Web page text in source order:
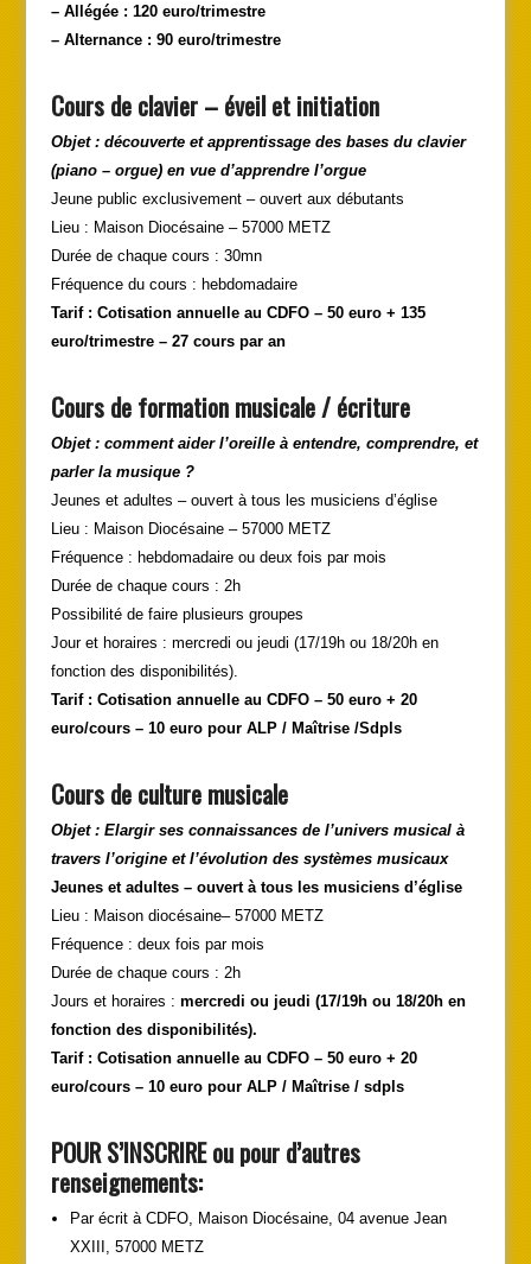
– Allégée : 120 euro/trimestre
– Alternance : 90 euro/trimestre
Cours de clavier–éveil et initiation
Objet : découverte et apprentissage des bases du clavier
(piano – orgue) en vue d’apprendre l’orgue
Jeune public exclusivement – ouvert aux débutants
Lieu : Maison Diocésaine – 57000 METZ
Durée de chaque cours : 30mn
Fréquence du cours : hebdomadaire
Tarif : Cotisation annuelle au CDFO – 50 euro + 135
euro/trimestre – 27 cours par an
Cours de formation musicale / écriture
Objet : comment aider l’oreille à entendre, comprendre, et
parler la musique ?
Jeunes et adultes – ouvert à tous les musiciens d’église
Lieu : Maison Diocésaine – 57000 METZ
Fréquence : hebdomadaire ou deux fois par mois
Durée de chaque cours : 2h
Possibilité de faire plusieurs groupes
Jour et horaires : mercredi ou jeudi (17/19h ou 18/20h en
fonction des disponibilités).
Tarif : Cotisation annuelle au CDFO – 50 euro + 20
euro/cours – 10 euro pour ALP / Maîtrise /Sdpls
Cours de culture musicale
Objet : Elargir ses connaissances de l’univers musical à
travers l’origine et l’évolution des systèmes musicaux
Jeunes et adultes – ouvert à tous les musiciens d’église
Lieu : Maison diocésaine– 57000 METZ
Fréquence : deux fois par mois
Durée de chaque cours : 2h
Jours et horaires : mercredi ou jeudi (17/19h ou 18/20h en
fonction des disponibilités).
Tarif : Cotisation annuelle au CDFO – 50 euro + 20
euro/cours – 10 euro pour ALP / Maîtrise / sdpls
POUR S’INSCRIRE ou pour d’autres
renseignements:
Par écrit à CDFO, Maison Diocésaine, 04 avenue Jean
XXIII, 57000 METZ